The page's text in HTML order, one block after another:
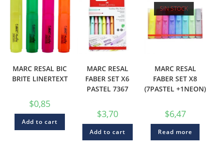
MARC RESAL BIC
BRITE LINERTEXT
$0,85
Add to cart
MARC RESAL
FABER SET X6
PASTEL 7367
$3,70
Add to cart
SIN STOCK
MARC RESAL
FABER SET X8
(7PASTEL +1NEON)
$6,47
Read more